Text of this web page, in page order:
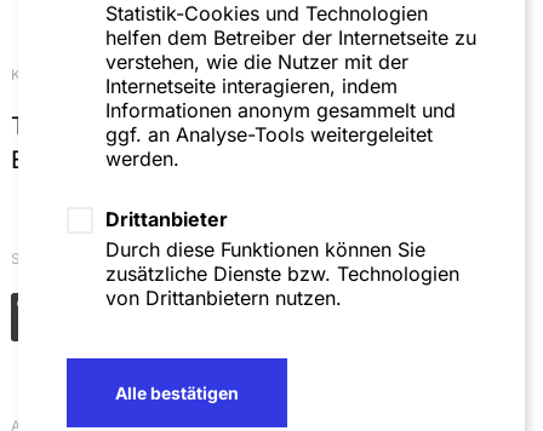
Statistik-Cookies und Technologien
helfen dem Betreiber der Internetseite zu
verstehen, wie die Nutzer mit der
Internetseite interagieren, indem
Informationen anonym gesammelt und
ggf. an Analyse-Tools weitergeleitet
werden.
Drittanbieter
Durch diese Funktionen können Sie
zusätzliche Dienste bzw. Technologien
von Drittanbietern nutzen.
Alle bestätigen
Kontakt
T
+49 621 4257 0
E
info@sza.de
Soziale Netzwerke
Aktuelles